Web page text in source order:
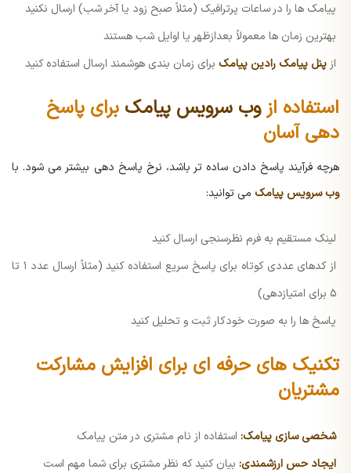
پیامک ها را در ساعات پرترافیک (مثلاً صبح زود یا آخر شب) ارسال نکنید
بهترین زمان ها معمولاً بعدازظهر یا اوایل شب هستند
از پنل پیامک رادین پیامک برای زمان بندی هوشمند ارسال استفاده کنید
استفاده ازوب سرویس پیامک برای پاسخ
دهی آسان
هرچه فرآیند پاسخ دادن ساده تر باشد، نرخ پاسخ دهی بیشتر می شود. با
وب سرویس پیامک می توانید:
لینک مستقیم به فرم نظرسنجی ارسال کنید
از کدهای عددی کوتاه برای پاسخ سریع استفاده کنید (مثلاً ارسال عدد ۱ تا
۵ برای امتیازدهی)
پاسخ ها را به صورت خودکار ثبت و تحلیل کنید
تکنیک های حرفه ای برای افزایش مشارکت
مشتریان
شخصی سازی پیامک: استفاده از نام مشتری در متن پیامک
ایجاد حس ارزشمندی: بیان کنید که نظر مشتری برای شما مهم است